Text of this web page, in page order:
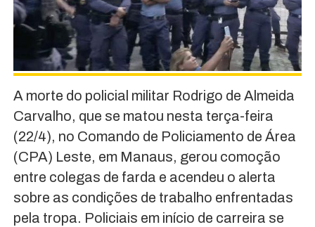
A morte do policial militar Rodrigo de Almeida
Carvalho, que se matou nesta terça-feira
(22/4), no Comando de Policiamento de Área
(CPA) Leste, em Manaus, gerou comoção
entre colegas de farda e acendeu o alerta
sobre as condições de trabalho enfrentadas
pela tropa. Policiais em início de carreira se